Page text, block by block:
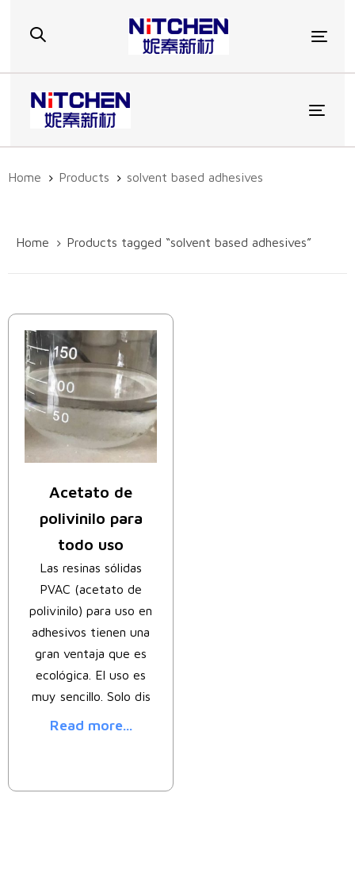
navigation
Home Products solvent based adhesives
Home Products tagged “solvent based adhesives”
Acetato de
polivinilo para
todo uso
Las resinas sólidas
PVAC (acetato de
polivinilo) para uso en
adhesivos tienen una
gran ventaja que es
ecológica. El uso es
muy sencillo. Solo dis
Read more...